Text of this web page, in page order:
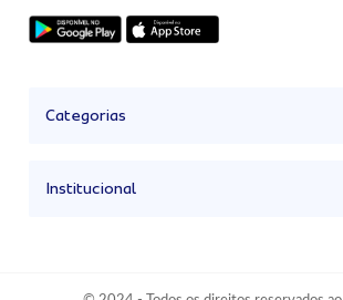
Categorias
Institucional